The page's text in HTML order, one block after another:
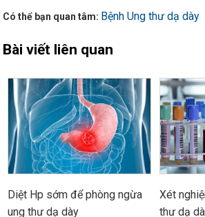
Có thể bạn quan tâm: Bệnh Ung thư dạ dày
Bài viết liên quan
Diệt Hp sớm để phòng ngừa
ung thư dạ dày
Xét
thư dạ